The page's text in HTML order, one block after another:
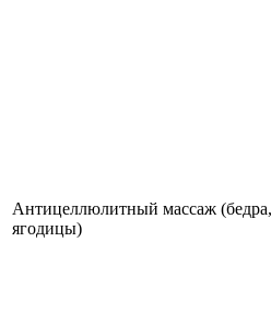
Антицеллюлитный массаж (бедра,
ягодицы)